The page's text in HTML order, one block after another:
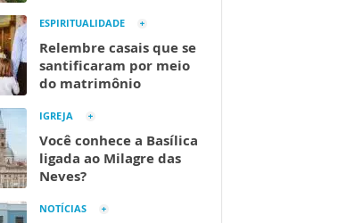
ESPIRITUALIDADE
Relembre casais que se
santificaram por meio
do matrimônio
IGREJA
Você conhece a Basílica
ligada ao Milagre das
Neves?
NOTÍCIAS